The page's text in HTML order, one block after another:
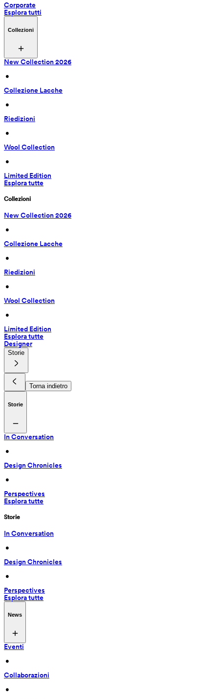
Corporate
Esplora tutti
Collezioni
New Collection 2026
•
Collezione Lacche
•
Riedizioni
•
Wool Collection
•
Limited Edition
Esplora tutte
Collezioni
New Collection 2026
•
Collezione Lacche
•
Riedizioni
•
Wool Collection
•
Limited Edition
Esplora tutte
Designer
Storie
Torna indietro
Storie
In Conversation
•
Design Chronicles
•
Perspectives
Esplora tutte
Storie
In Conversation
•
Design Chronicles
•
Perspectives
Esplora tutte
News
Eventi
•
Collaborazioni
•